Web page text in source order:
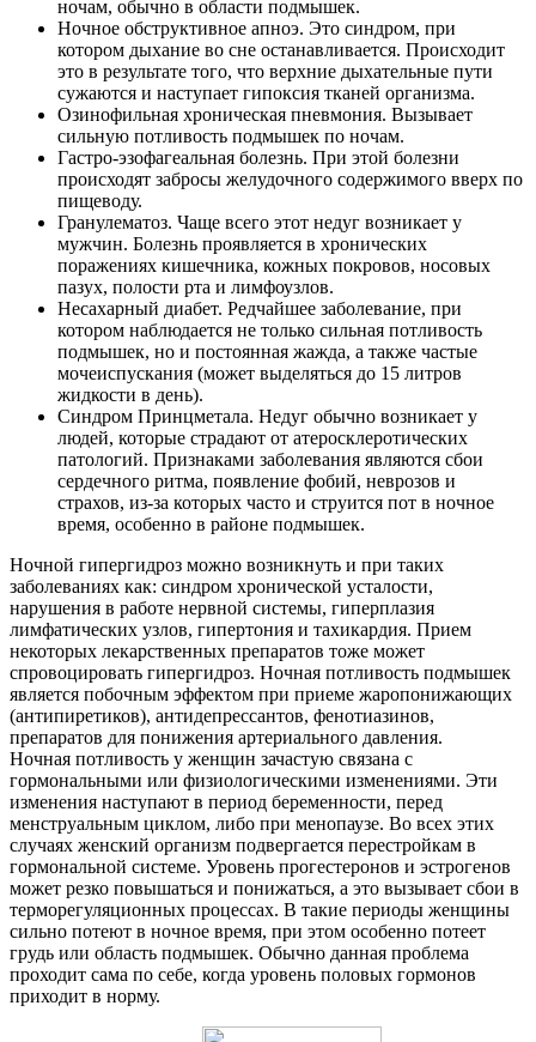
ночам, обычно в области подмышек.
Ночное обструктивное апноэ. Это синдром, при
котором дыхание во сне останавливается. Происходит
это в результате того, что верхние дыхательные пути
сужаются и наступает гипоксия тканей организма.
Озинофильная хроническая пневмония. Вызывает
сильную потливость подмышек по ночам.
Гастро-эзофагеальная болезнь. При этой болезни
происходят забросы желудочного содержимого вверх по
пищеводу.
Гранулематоз. Чаще всего этот недуг возникает у
мужчин. Болезнь проявляется в хронических
поражениях кишечника, кожных покровов, носовых
пазух, полости рта и лимфоузлов.
Несахарный диабет. Редчайшее заболевание, при
котором наблюдается не только сильная потливость
подмышек, но и постоянная жажда, а также частые
мочеиспускания (может выделяться до 15 литров
жидкости в день).
Синдром Принцметала. Недуг обычно возникает у
людей, которые страдают от атеросклеротических
патологий. Признаками заболевания являются сбои
сердечного ритма, появление фобий, неврозов и
страхов, из-за которых часто и струится пот в ночное
время, особенно в районе подмышек.
Ночной гипергидроз можно возникнуть и при таких
заболеваниях как: синдром хронической усталости,
нарушения в работе нервной системы, гиперплазия
лимфатических узлов, гипертония и тахикардия. Прием
некоторых лекарственных препаратов тоже может
спровоцировать гипергидроз. Ночная потливость подмышек
является побочным эффектом при приеме жаропонижающих
(антипиретиков), антидепрессантов, фенотиазинов,
препаратов для понижения артериального давления.
Ночная потливость у женщин зачастую связана с
гормональными или физиологическими изменениями. Эти
изменения наступают в период беременности, перед
менструальным циклом, либо при менопаузе. Во всех этих
случаях женский организм подвергается перестройкам в
гормональной системе. Уровень прогестеронов и эстрогенов
может резко повышаться и понижаться, а это вызывает сбои в
терморегуляционных процессах. В такие периоды женщины
сильно потеют в ночное время, при этом особенно потеет
грудь или область подмышек. Обычно данная проблема
проходит сама по себе, когда уровень половых гормонов
приходит в норму.